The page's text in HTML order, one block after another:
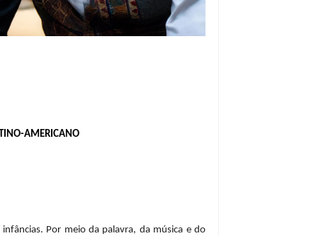
AMERICANO
Por meio da palavra, da música e do